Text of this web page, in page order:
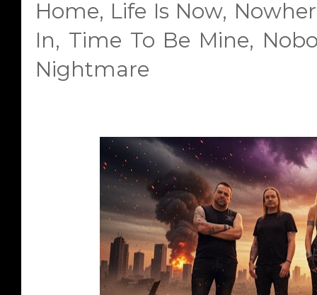
Home, Life Is Now,
In, Time To Be Mine,
Nightmare